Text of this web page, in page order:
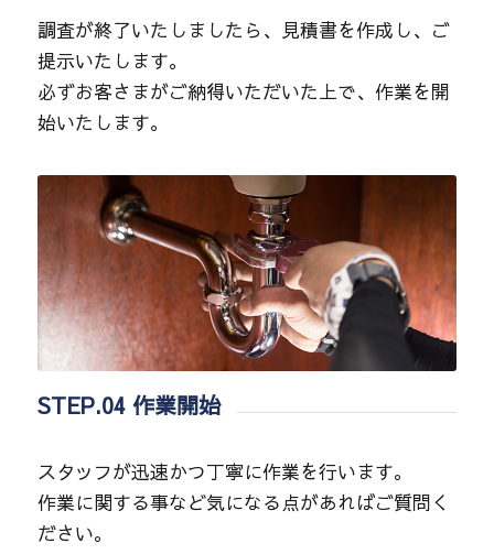
調査が終了いたしましたら、見積書を作成し、ご
提示いたします。
必ずお客さまがご納得いただいた上で、作業を開
始いたします。
STEP.04 作業開始
スタッフが迅速かつ丁寧に作業を行います。
作業に関する事など気になる点があればご質問く
ださい。